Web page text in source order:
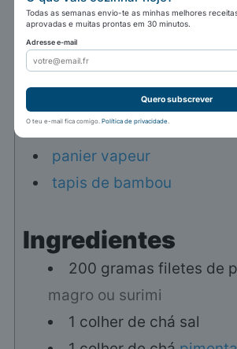
Cozinha:Japonesa
Doses:
narutomaki
1x
2x
Utensílios
panier vapeur
tapis de bambou
Ingredientes
200 gramas filetes de
magro ou surimi
1 colher de chá sal
Todas as semanas envio-te as minhas melhores
aprovadas e muitas prontas em 30 minutos.
Adresse e-mail
Quero subscrever
O teu e-mail fica comigo. Política de privacidade.